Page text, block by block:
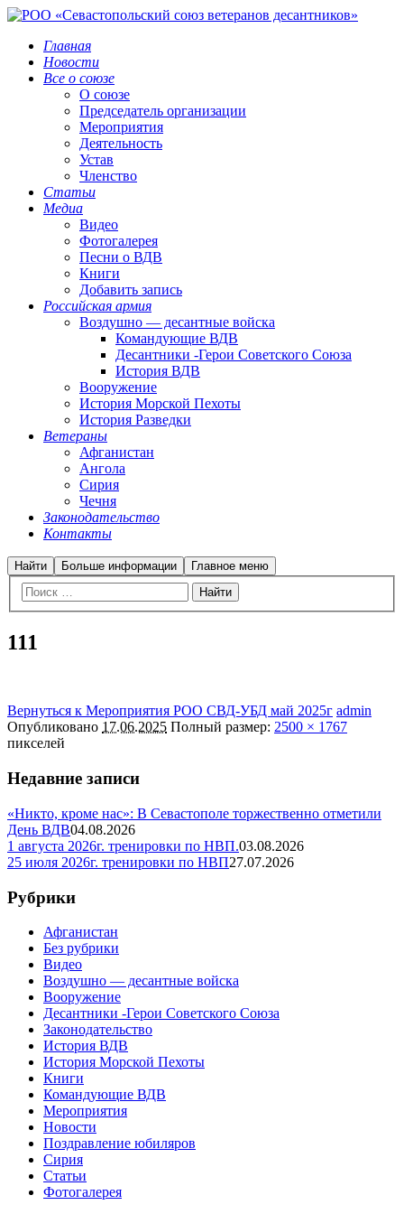
Главная
Новости
Все о союзе
О союзе
Председатель организации
Мероприятия
Деятельность
Устав
Членство
Статьи
Медиа
Видео
Фотогалерея
Песни о ВДВ
Книги
Добавить запись
Российская армия
Воздушно — десантные войска
Командующие ВДВ
Десантники -Герои Советского Союза
История ВДВ
Вооружение
История Морской Пехоты
История Разведки
Ветераны
Афганистан
Ангола
Сирия
Чечня
Законодательство
Контакты
Найти Больше информации Главное меню
111
Вернуться к Мероприятия РОО СВД-УБД май 2025г admin
Опубликовано 17.06.2025 Полный размер: 2500 × 1767
пикселей
Недавние записи
«Никто, кроме нас»: В Севастополе торжественно отметили
День ВДВ04.08.2026
1 августа 2026г. тренировки по НВП.03.08.2026
25 июля 2026г. тренировки по НВП27.07.2026
Рубрики
Афганистан
Без рубрики
Видео
Воздушно — десантные войска
Вооружение
Десантники -Герои Советского Союза
Законодательство
История ВДВ
История Морской Пехоты
Книги
Командующие ВДВ
Мероприятия
Новости
Поздравление юбиляров
Сирия
Статьи
Фотогалерея